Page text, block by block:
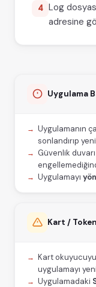
4 Log
adresine
Uygulama
Uygulamanın
sonlandırıp
Güvenlik duvarı
Uygulamayı
Kart /
Kart okuyucuyu
uygulamayı
Uygulamadaki